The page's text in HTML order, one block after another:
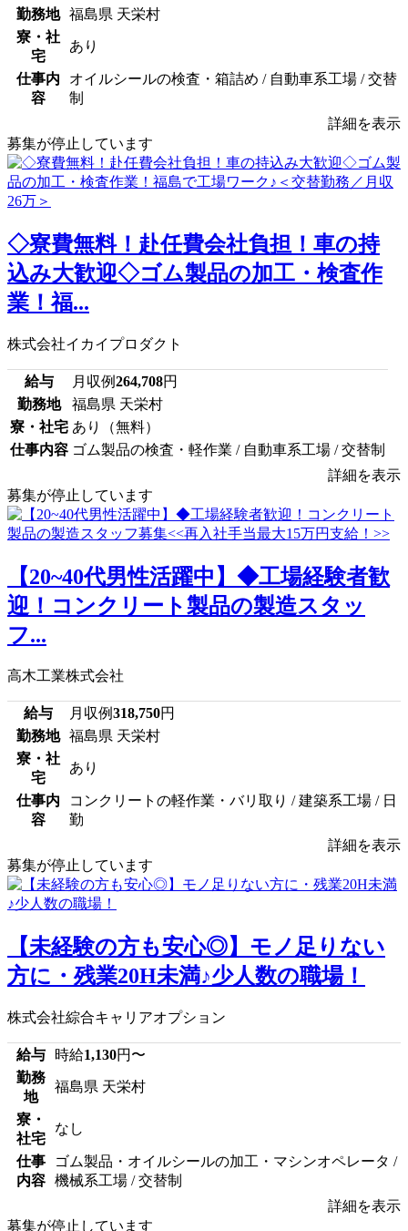
勤務地
福島県 天栄村
寮・社
宅
あり
仕事内
容
オイルシールの検査・箱詰め / 自動車系工場 / 交替
制
詳細を表示
募集が停止しています
◇寮費無料！赴任費会社負担！車の持
込み大歓迎◇ゴム製品の加工・検査作
業！福...
株式会社イカイプロダクト
給与 月収例264,708円
勤務地
福島県 天栄村
寮・社宅 あり（無料）
仕事内容 ゴム製品の検査・軽作業 / 自動車系工場 / 交替制
詳細を表示
募集が停止しています
【20~40代男性活躍中】◆工場経験者歓
迎！コンクリート製品の製造スタッ
フ...
高木工業株式会社
給与 月収例318,750円
勤務地
福島県 天栄村
寮・社
宅
あり
仕事内
容
コンクリートの軽作業・バリ取り / 建築系工場 / 日
勤
詳細を表示
募集が停止しています
【未経験の方も安心◎】モノ足りない
方に・残業20H未満♪少人数の職場！
株式会社綜合キャリアオプション
給与 時給1,130円〜
勤務
地
福島県 天栄村
寮・
社宅
なし
仕事
内容
ゴム製品・オイルシールの加工・マシンオペレータ /
機械系工場 / 交替制
詳細を表示
募集が停止しています